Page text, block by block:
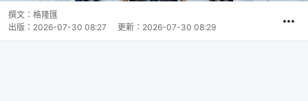
撰文： 格隆匯
出版： 2026-07-30 08:27 更新： 2026-07-30 08:29